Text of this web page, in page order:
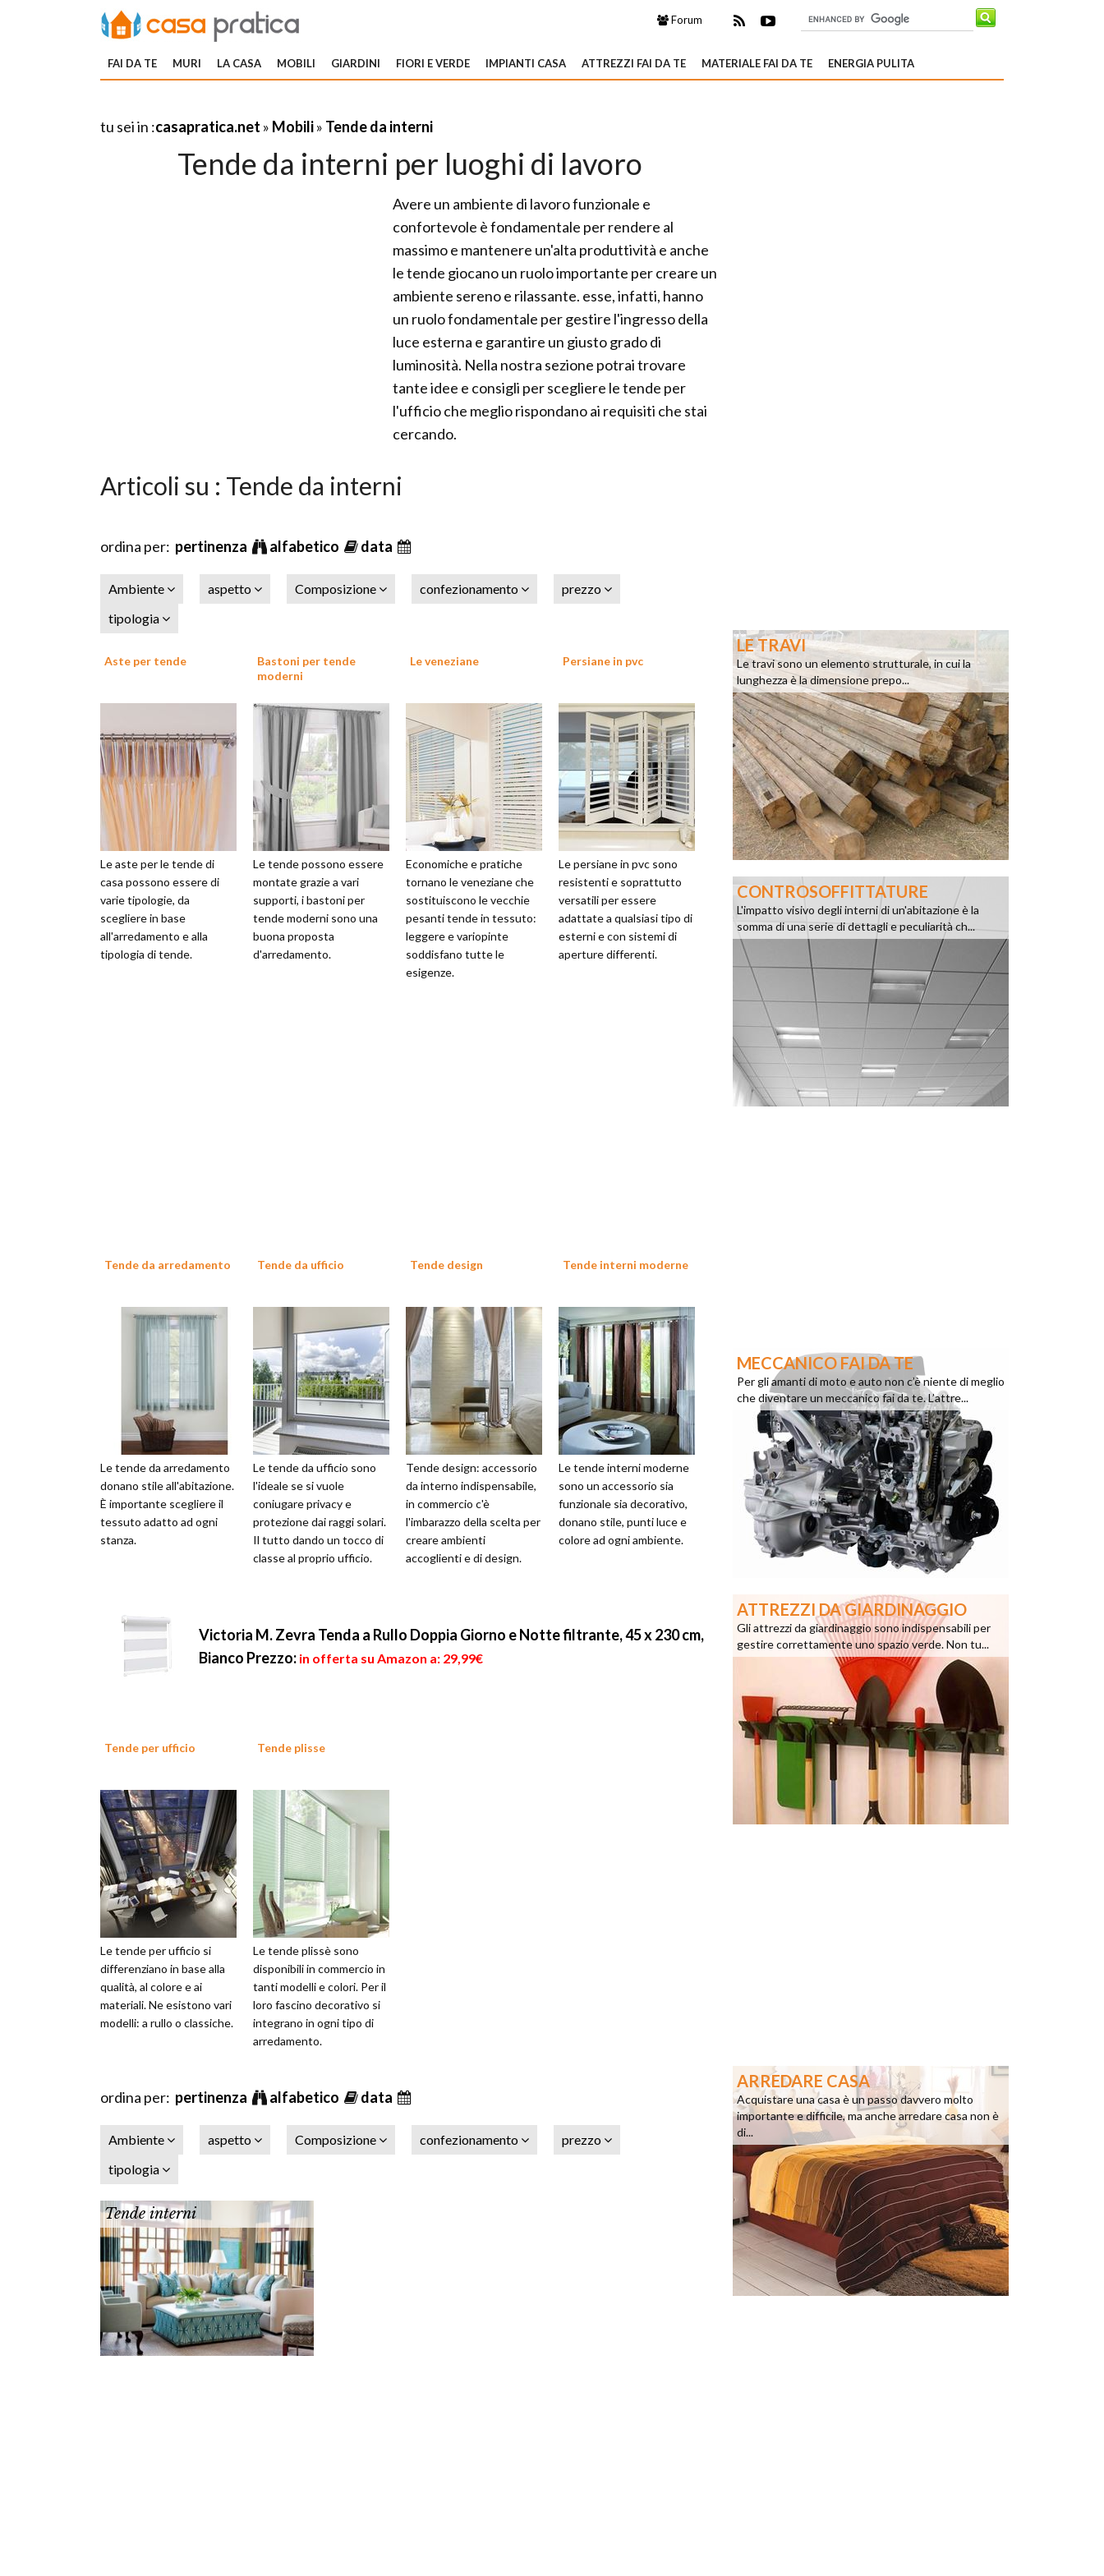
Forum
FAI DA TE MURI LA CASA MOBILI GIARDINI FIORI E VERDE IMPIANTI CASA ATTREZZI FAI DA TE MATERIALE FAI DA TE ENERGIA PULITA
tu sei in :casapratica.net » Mobili» Tende da interni
Tende da interni per luoghi di lavoro
Avere un ambiente di lavoro funzionale e
confortevole è fondamentale per rendere al
massimo e mantenere un'alta produttività e anche
le tende giocano un ruolo importante per creare un
ambiente sereno e rilassante. esse, infatti, hanno
un ruolo fondamentale per gestire l'ingresso della
luce esterna e garantire un giusto grado di
luminosità. Nella nostra sezione potrai trovare
tante idee e consigli per scegliere le tende per
l'ufficio che meglio rispondano ai requisiti che stai
cercando.
Articoli su : Tende da interni
ordina per: pertinenza alfabetico data
Ambiente aspetto Composizione confezionamento
prezzo
tipologia
Aste per tende
Le aste per le tende di
casa possono essere di
varie tipologie, da
scegliere in base
all'arredamento e alla
tipologia di tende.
Bastoni per tende
moderni
Le tende possono essere
montate grazie a vari
supporti, i bastoni per
tende moderni sono una
buona proposta
d'arredamento.
Le veneziane
Economiche e pratiche
tornano le veneziane che
sostituiscono le vecchie
pesanti tende in tessuto:
leggere e variopinte
soddisfano tutte le
esigenze.
Persiane in pvc
Le persiane in pvc sono
resistenti e soprattutto
versatili per essere
adattate a qualsiasi tipo di
esterni e con sistemi di
aperture differenti.
Tende da arredamento
Le tende da arredamento
donano stile all'abitazione.
È importante scegliere il
tessuto adatto ad ogni
stanza.
Tende da ufficio
Le tende da ufficio sono
l'ideale se si vuole
coniugare privacy e
protezione dai raggi solari.
Il tutto dando un tocco di
classe al proprio ufficio.
Tende design
Tende design: accessorio
da interno indispensabile,
in commercio c'è
l'imbarazzo della scelta per
creare ambienti
accoglienti e di design.
Tende interni moderne
Le tende interni moderne
sono un accessorio sia
funzionale sia decorativo,
donano stile, punti luce e
colore ad ogni ambiente.
Victoria M. Zevra Tenda a Rullo Doppia Giorno e Notte filtrante, 45 x 230 cm,
Bianco Prezzo: in offerta su Amazon a: 29,99€
Tende per ufficio
Le tende per ufficio si
differenziano in base alla
qualità, al colore e ai
materiali. Ne esistono vari
modelli: a rullo o classiche.
Tende plisse
Le tende plissè sono
disponibili in commercio in
tanti modelli e colori. Per il
loro fascino decorativo si
integrano in ogni tipo di
arredamento.
ordina per: pertinenza alfabetico data
Ambiente aspetto Composizione confezionamento
prezzo
tipologia
Tende interni
LE TRAVI
Le travi sono un elemento strutturale, in cui la
lunghezza è la dimensione prepo...
CONTROSOFFITTATURE
L'impatto visivo degli interni di un'abitazione è la
somma di una serie di dettagli e peculiarità ch...
MECCANICO FAI DA TE
Per gli amanti di moto e auto non c’è niente di meglio
che diventare un meccanico fai da te. L’attre...
ATTREZZI DA GIARDINAGGIO
Gli attrezzi da giardinaggio sono indispensabili per
gestire correttamente uno spazio verde. Non tu...
ARREDARE CASA
Acquistare una casa è un passo davvero molto
importante e difficile, ma anche arredare casa non è
di...